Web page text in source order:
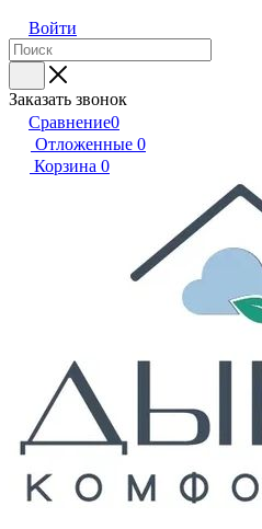
Войти
Заказать звонок
Сравнение0
Отложенные 0
Корзина 0